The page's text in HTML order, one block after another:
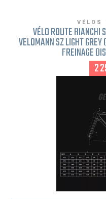
VÉLOS
VÉLO ROUTE BIANCHI
VELOMANN SZ LIGHT
FREINAGE
2